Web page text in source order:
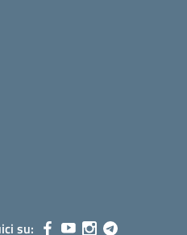
su: